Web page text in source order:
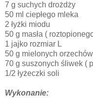
7 g suchych drożdży
50 ml ciepłego mleka
2 łyżki miodu
50 g masła (
1 jajko rozmiar L
50 g mielonych
70 g suszonych śliwek (
1/2 łyżeczki soli
Wykonanie: